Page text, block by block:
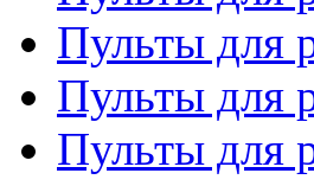
Пульты для
Пульты для
Пульты для